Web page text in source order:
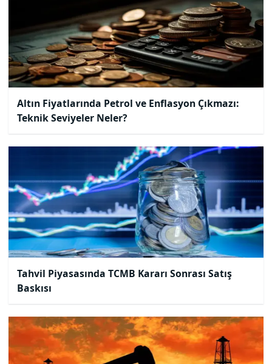
Altın Fiyatlarında Petrol ve Enflasyon Çıkmazı:
Teknik Seviyeler Neler?
Tahvil Piyasasında TCMB Kararı Sonrası Satış
Baskısı